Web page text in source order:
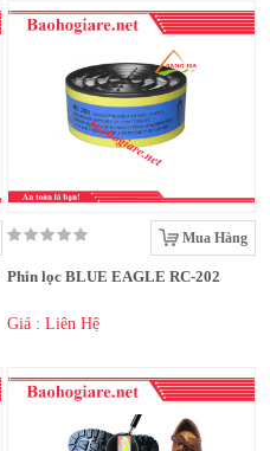
Mua Hàng
Phin lọc BLUE EAGLE RC-202
Giá : Liên Hệ